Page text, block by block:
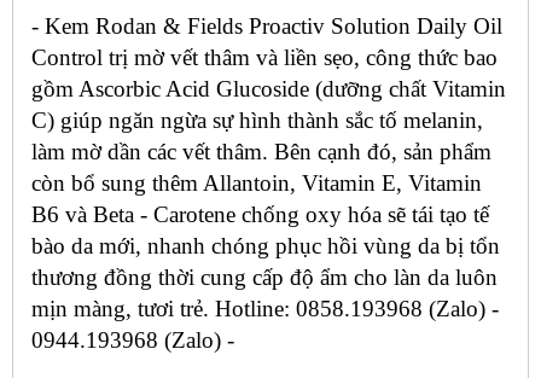
- Kem Rodan & Fields Proactiv Solution Daily Oil
Control trị mờ vết thâm và liền sẹo, công thức bao
gồm Ascorbic Acid Glucoside (dưỡng chất Vitamin
C) giúp ngăn ngừa sự hình thành sắc tố melanin,
làm mờ dần các vết thâm. Bên cạnh đó, sản phẩm
còn bổ sung thêm Allantoin, Vitamin E, Vitamin
B6 và Beta - Carotene chống oxy hóa sẽ tái tạo tế
bào da mới, nhanh chóng phục hồi vùng da bị tổn
thương đồng thời cung cấp độ ẩm cho làn da luôn
mịn màng, tươi trẻ. Hotline: 0858.193968 (Zalo) -
0944.193968 (Zalo) -